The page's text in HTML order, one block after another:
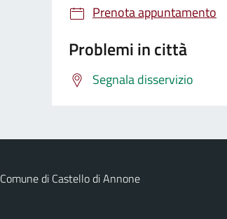
Prenota appuntamento
Problemi in città
Segnala disservizio
Comune di Castello di Annone